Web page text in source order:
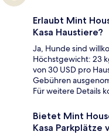
Erlaubt Mint
Kasa Haustiere?
Ja, Hunde sind
Höchstgewicht: 23
von 30 USD pro
Gebühren
Für weitere Details
Bietet Mint
Kasa Parkplätze